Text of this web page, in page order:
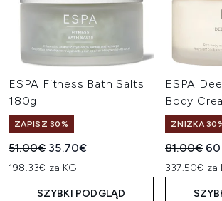
ESPA Fitness Bath Salts
180g
ZAPISZ 30%
Sugerowana cena detaliczna:
51.00€ Aktualna cena:
35.70€
198.33€ za KG
SZYBKI PODGLĄD
ESPA
Body
ZNIŻKA
81.00€
337.50€ za